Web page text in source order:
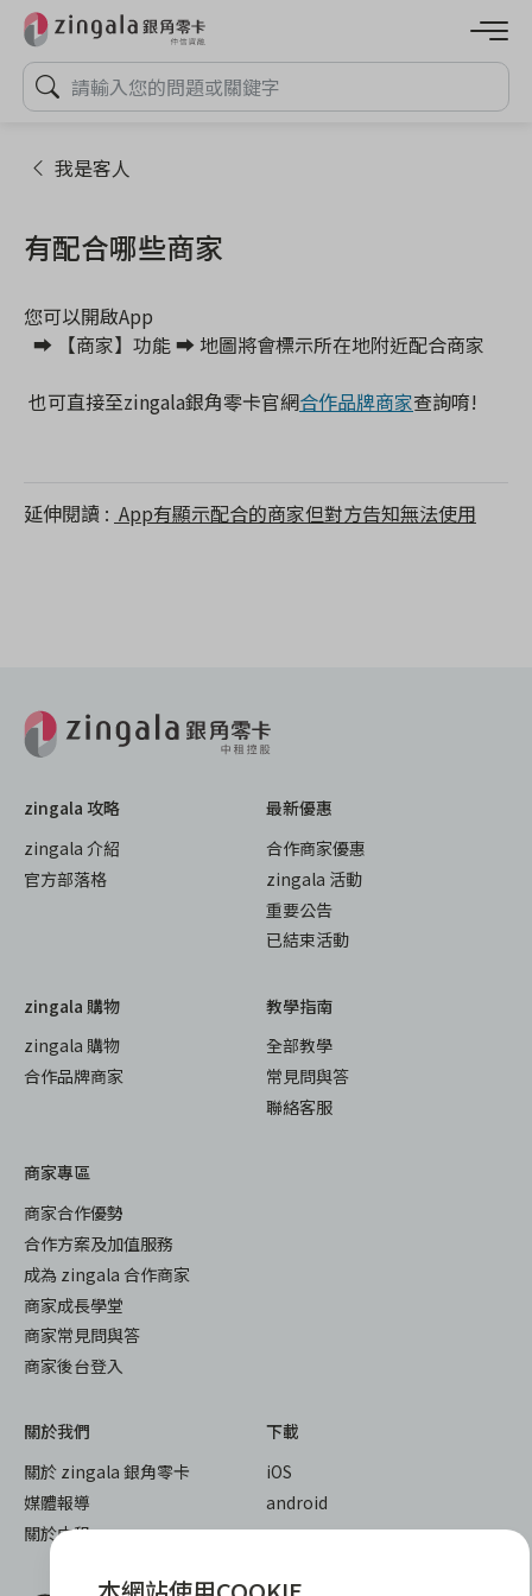
我是客人
有配合哪些商家
您可以開啟App
  ➡ 【商家】功能 ➡ 地圖將會標示所在地附近配合商家
也可直接至zingala銀角零卡官網合作品牌商家查詢唷!
延伸閱讀 App有顯示配合的商家但對方告知無法使用
zingala 攻略
zingala 介紹
官方部落格
最新優惠
合作商家優惠
zingala 活動
重要公告
已結束活動
zingala 購物
zingala 購物
合作品牌商家
教學指南
全部教學
常見問與答
聯絡客服
商家專區
商家合作優勢
合作方案及加值服務
成為 zingala 合作商家
商家成長學堂
商家常見問與答
商家後台登入
關於我們
關於 zingala 銀角零卡
媒體報導
關於中租
下載
iOS
android